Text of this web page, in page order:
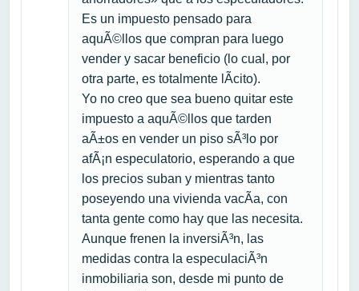
Es un impuesto pensado para
aquÃ©llos que compran para luego
vender y sacar beneficio (lo cual, por
otra parte, es totalmente lÃ­cito).
Yo no creo que sea bueno quitar este
impuesto a aquÃ©llos que tarden
aÃ±os en vender un piso sÃ³lo por
afÃ¡n especulatorio, esperando a que
los precios suban y mientras tanto
poseyendo una vivienda vacÃ­a, con
tanta gente como hay que las necesita.
Aunque frenen la inversiÃ³n, las
medidas contra la especulaciÃ³n
inmobiliaria son, desde mi punto de